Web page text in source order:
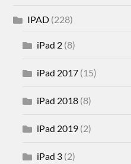
IPAD (228)
iPad 2 (8)
iPad 2017 (15)
iPad 2018 (8)
iPad 2019 (2)
iPad 3 (2)